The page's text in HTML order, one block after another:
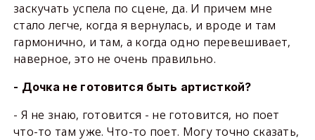
заскучать успела по сцене, да. И причем мне
стало легче, когда я вернулась, и вроде и там
гармонично, и там, а когда одно перевешивает,
наверное, это не очень правильно.
- Дочка не готовится быть артисткой?
- Я не знаю, готовится - не готовится, но поет
что-то там уже. Что-то поет. Могу точно сказать,